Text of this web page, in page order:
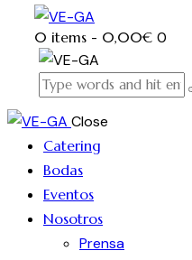
0 items - 0,00€ 0
Close
Catering
Bodas
Eventos
Nosotros
Prensa